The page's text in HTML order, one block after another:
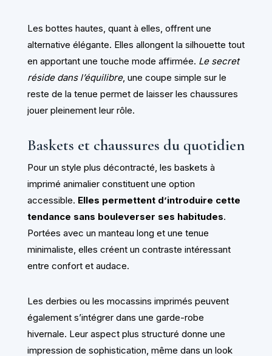
Les bottes hautes, quant à elles, offrent une
alternative élégante. Elles allongent la silhouette tout
en apportant une touche mode affirmée. Le secret
réside dans l’équilibre, une coupe simple sur le
reste de la tenue permet de laisser les chaussures
jouer pleinement leur rôle.
Baskets et chaussures du quotidien
Pour un style plus décontracté, les baskets à
imprimé animalier constituent une option
accessible. Elles permettent d’introduire cette
tendance sans bouleverser ses habitudes.
Portées avec un manteau long et une tenue
minimaliste, elles créent un contraste intéressant
entre confort et audace.
Les derbies ou les mocassins imprimés peuvent
également s’intégrer dans une garde-robe
hivernale. Leur aspect plus structuré donne une
impression de sophistication, même dans un look